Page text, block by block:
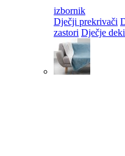
izbornik
Dječji prekrivači
zastori Dječje